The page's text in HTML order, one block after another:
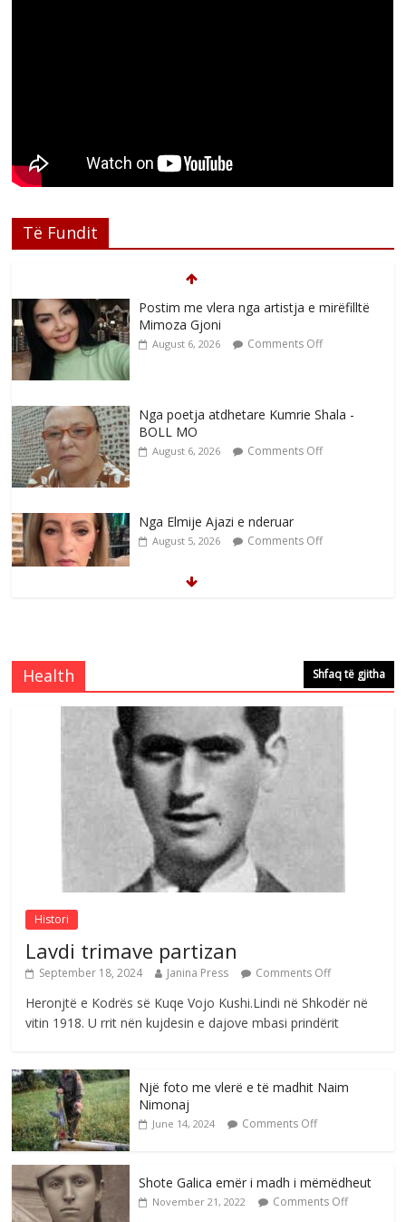
Të Fundit
Postim me vlera nga artistja e mirëfilltë
Mimoza Gjoni
August 6, 2026 Comments Off
Nga poetja atdhetare Kumrie Shala -
BOLL MO
August 6, 2026 Comments Off
Nga Elmije Ajazi e nderuar
August 5, 2026 Comments Off
Comments Off
Çlirimtari Mentor Mushkolaj nderohet
me mirenjohje nga Xhevdet Qeriqi Dega
e invalidëve në Fushë Kosovë
August 4, 2026 Comments Off
Sulm , pse të dua ty
August 8, 2026 Comments Off
Health Shfaq të gjitha
Histori
Lavdi trimave partizan
September 18, 2024 Janina Press Comments Off
Heronjtë e Kodrës së Kuqe Vojo Kushi.Lindi në Shkodër në
vitin 1918. U rrit nën kujdesin e dajove mbasi prindërit
Një foto me vlerë e të madhit Naim
Nimonaj
June 14, 2024 Comments Off
Shote Galica emër i madh i mëmëdheut
November 21, 2022 Comments Off